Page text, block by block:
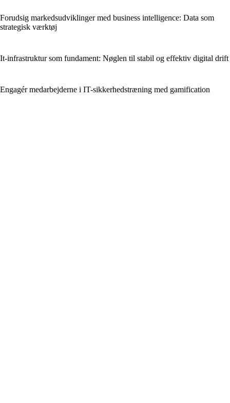
Forudsig markedsudviklinger med business intelligence: Data som
strategisk værktøj
It-infrastruktur som fundament: Nøglen til stabil og effektiv digital drift
Engagér medarbejderne i IT-sikkerhedstræning med gamification